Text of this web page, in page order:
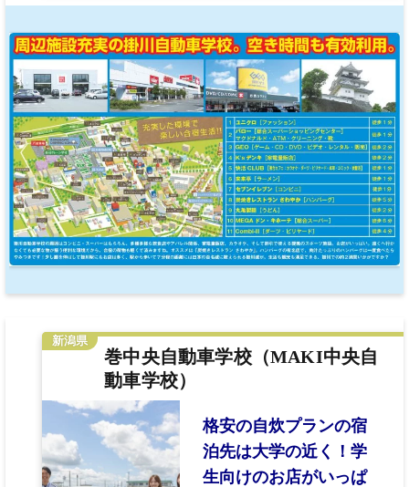
新潟県
巻中央自動車学校（MAKI中央自
動車学校）
格安の自炊プランの宿
泊先は大学の近く！学
生向けのお店がいっぱ